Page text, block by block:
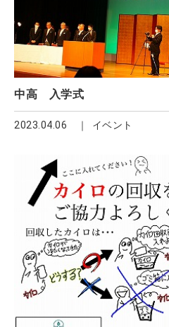
中高 入学式
2023.04.06 イベント